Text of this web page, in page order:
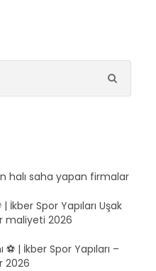
halı saha yapan firmalar
| İkber Spor Yapıları Uşak
maliyeti 2026
⚽ | İkber Spor Yapıları –
2026